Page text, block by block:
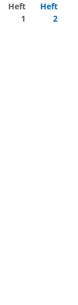
Heft
1
Heft
2